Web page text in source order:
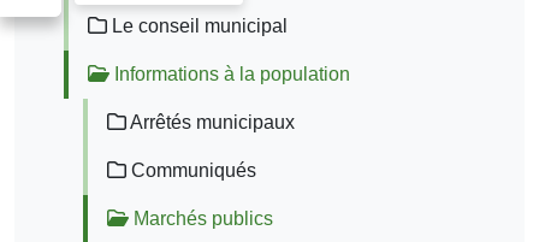
Le conseil municipal
Informations à la population
Arrêtés municipaux
Communiqués
Marchés publics